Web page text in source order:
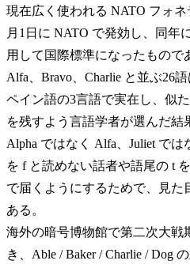
現在広く使われる NATO フォ
月1日に NATO で発効し、同年
用して国際標準になったもので
Alfa、Bravo、Charlie と並ぶ26
ペイン語の3言語で実在し、似
を残すよう言語学者が選んだ結
Alpha ではなく Alfa、Juliet では
を f と読めない話者や語尾の t
で届くようにするためで、見
ある。
海外の暗号博物館で第二次大戦
き、Able / Baker / Charlie / Dog